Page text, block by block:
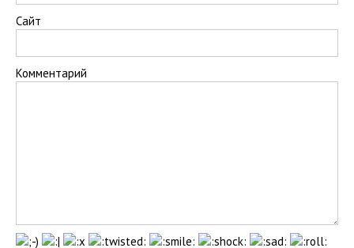
Сайт
Комментарий